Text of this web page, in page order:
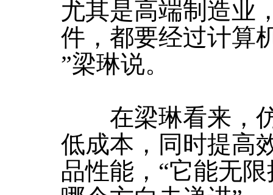
尤其是高端制造业
件，都要经过计算
”梁琳说。
在梁琳看来，仿
低成本，同时提高
品性能，“它能无